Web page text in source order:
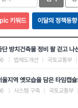
단 방치건축물 정비 팔 걷고 나
법제도개선 국토교통부
울지역 옛모습을 담은 타임캡
시스템 구축 국토교통부